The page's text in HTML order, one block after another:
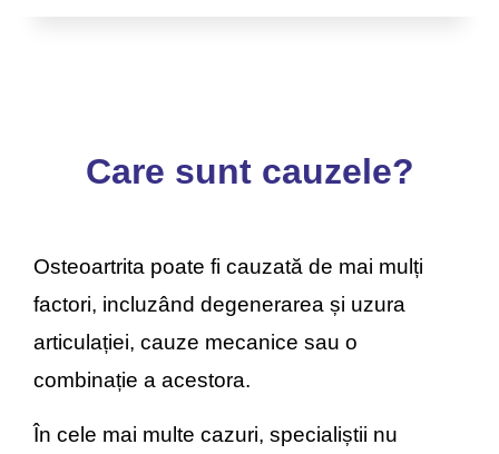
Care sunt cauzele?
Osteoartrita poate fi cauzată de mai mulți
factori, incluzând degenerarea și uzura
articulației, cauze mecanice sau o
combinație a acestora.
În cele mai multe cazuri, specialiștii nu